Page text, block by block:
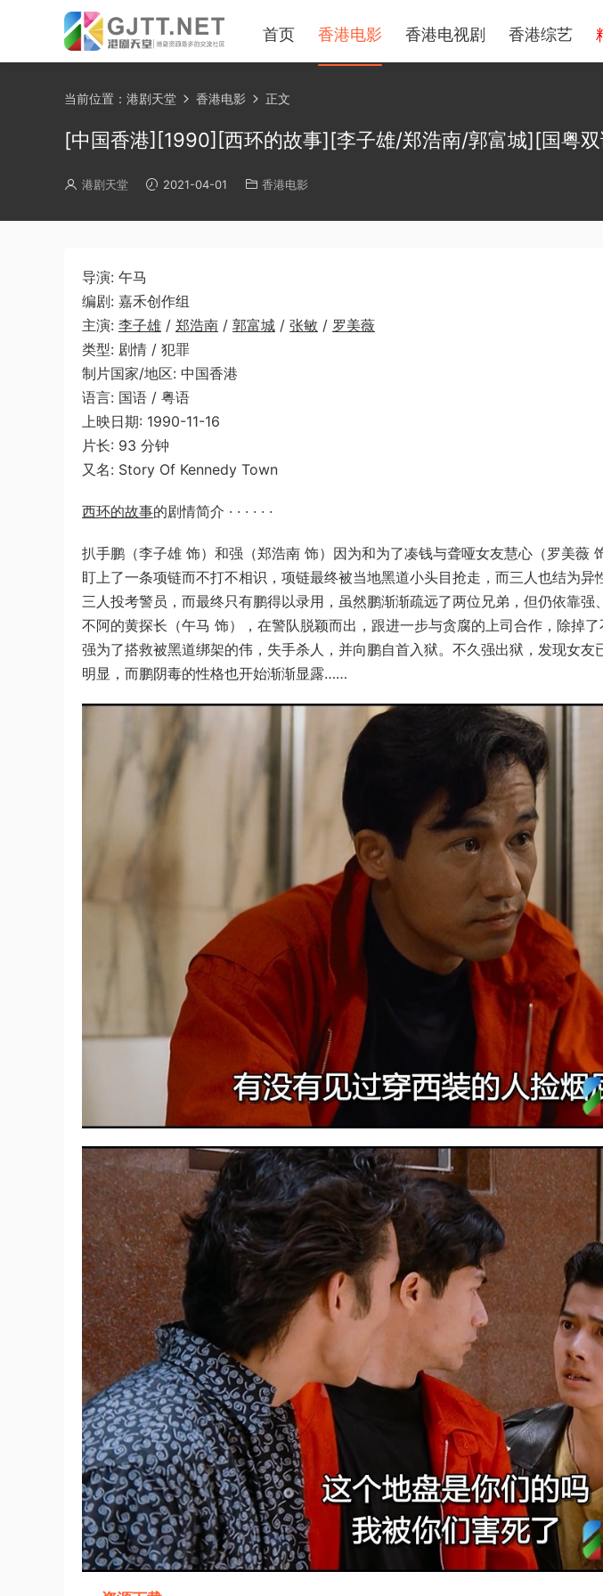
首页 香港电影 香港电视剧 香港综艺
当前位置： 港剧天堂 香港电影 正文
[中国香港][1990][西环的故事][李子雄/郑浩南/郭富城][国粤
港剧天堂 2021-04-01 香港电影
导演: 午马
编剧: 嘉禾创作组
主演: 李子雄 / 郑浩南 / 郭富城 / 张敏 / 罗美薇
类型: 剧情 / 犯罪
制片国家/地区: 中国香港
语言: 国语 / 粤语
上映日期: 1990-11-16
片长: 93 分钟
又名: Story Of Kennedy Town
西环的故事的剧情简介 · · · · · ·
扒手鹏（李子雄 饰）和强（郑浩南 饰）因为和为了凑钱与聋哑女友慧心（罗美薇
盯上了一条项链而不打不相识，项链最终被当地黑道小头目抢走，而三人也结为异
三人投考警员，而最终只有鹏得以录用，虽然鹏渐渐疏远了两位兄弟，但仍依靠强
不阿的黄探长（午马 饰），在警队脱颖而出，跟进一步与贪腐的上司合作，除掉
强为了搭救被黑道绑架的伟，失手杀人，并向鹏自首入狱。不久强出狱，发现女
明显，而鹏阴毒的性格也开始渐渐显露……